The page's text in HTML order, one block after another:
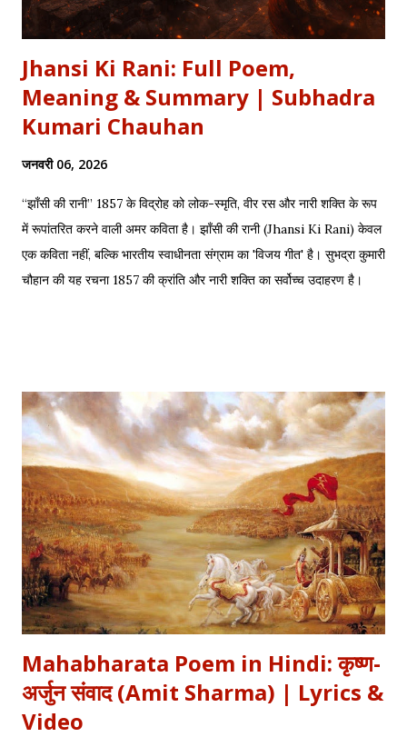
Jhansi Ki Rani: Full Poem,
Meaning & Summary | Subhadra
Kumari Chauhan
जनवरी 06, 2026
“झाँसी की रानी” 1857 के विद्रोह को लोक-स्मृति, वीर रस और नारी शक्ति के रूप
में रूपांतरित करने वाली अमर कविता है। झाँसी की रानी (Jhansi Ki Rani) केवल
एक कविता नहीं, बल्कि भारतीय स्वाधीनता संग्राम का 'विजय गीत' है। सुभद्रा कुमारी
चौहान की यह रचना 1857 की क्रांति और नारी शक्ति का सर्वोच्च उदाहरण है।
अपनी इच्छा से विद्रोह किया और इतिहास बदल दिया, ठीक वैसे ही जैसे हमने कुछ
औरतों की विद्रोही कहानियों में पढ़ा है। Exam Relevance (UPSC / NET
/ Academic) विषय: 1857 का स्वतंत्रता संग्राम (History) साहित्य: वीर रस
और राष्ट्रीय सांस्कृतिक काव्यधारा (Hindi Literature) महत्व: ...
Mahabharata Poem in Hindi: कृष्ण-
अर्जुन संवाद (Amit Sharma) | Lyrics &
Video